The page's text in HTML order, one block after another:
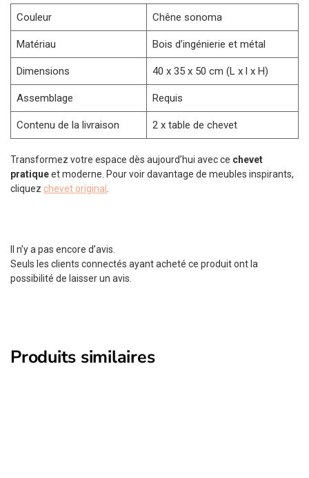
Couleur Chêne sonoma
Matériau Bois d’ingénierie et métal
Dimensions 40 x 35 x 50 cm (L x l x H)
Assemblage Requis
Contenu de la livraison 2 x table de chevet
Transformez votre espace dès aujourd’hui avec ce chevet
pratiqueet moderne. Pour voir davantage de meubles inspirants,
cliquez chevet original
Il n’y a pas encore d’avis.
Seuls les clients connectés ayant acheté ce produit ont la
possibilité de laisser un avis.
Produits similaires